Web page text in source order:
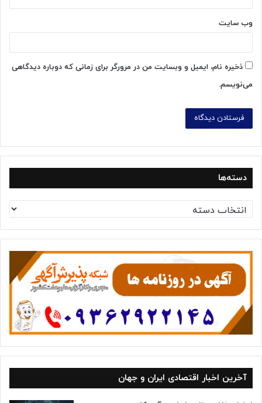
وب‌ سایت
ذخیره نام، ایمیل و وبسایت من در مرورگر برای زمانی که دوباره دیدگاهی
می‌نویسم.
دسته‌ها
س
ت
ه‌
ه
آخرین اخبار اقتصادی ایران و جهان